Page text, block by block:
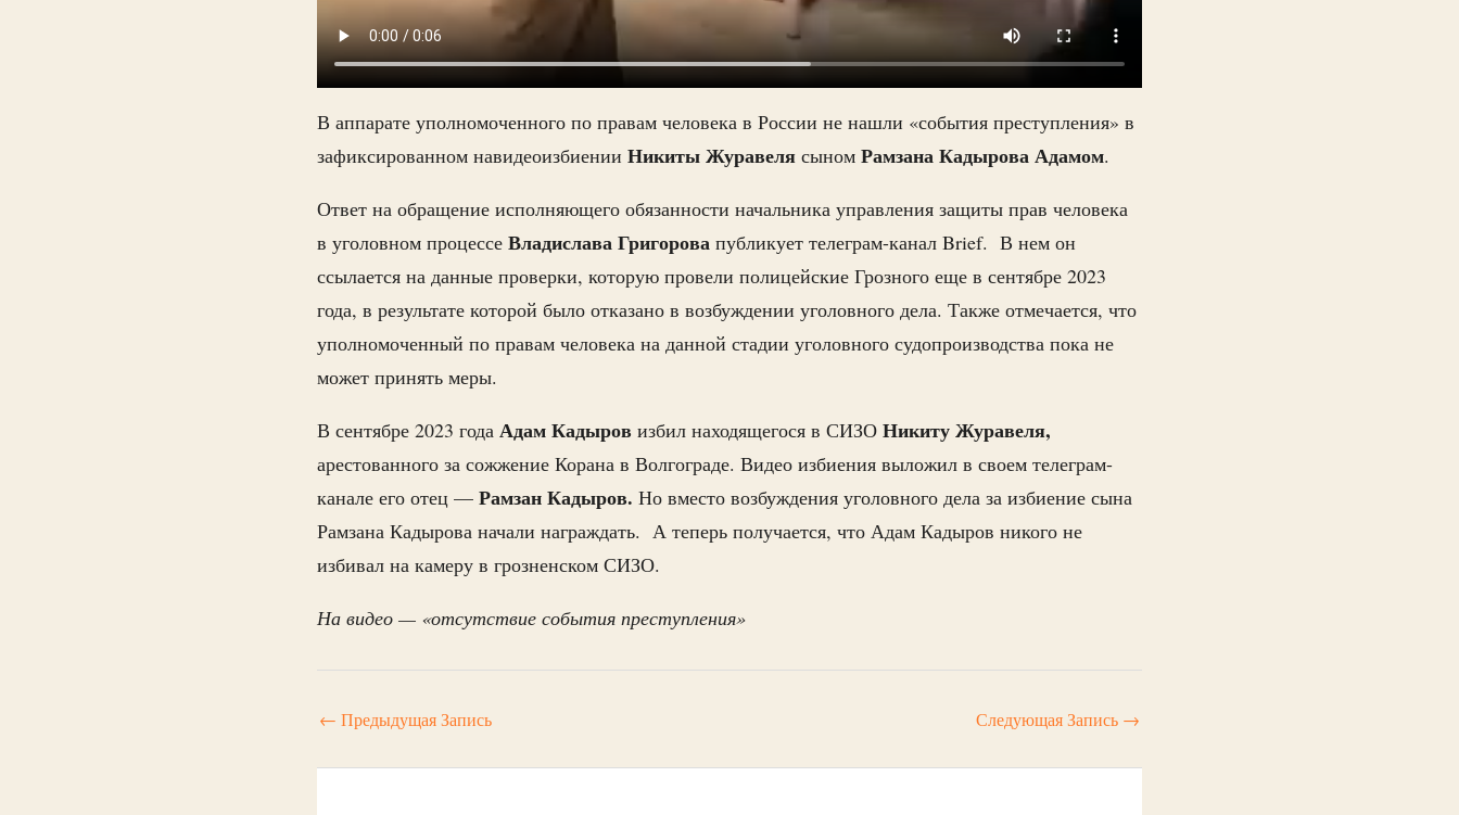
В аппарате уполномоченного по правам человека в России не нашли «события преступления» в
зафиксированном навидеоизбиении Никиты Журавеля сыном Рамзана Кадырова Адамом.
Ответ на обращение исполняющего обязанности начальника управления защиты прав человека
в уголовном процессе Владислава Григорова публикует телеграм-канал Brief. В нем он
ссылается на данные проверки, которую провели полицейские Грозного еще в сентябре 2023
года, в результате которой было отказано в возбуждении уголовного дела. Также отмечается, что
уполномоченный по правам человека на данной стадии уголовного судопроизводства пока не
может принять меры.
В сентябре 2023 года Адам Кадыров избил находящегося в СИЗО Никиту Журавеля,
арестованного за сожжение Корана в Волгограде. Видео избиения выложил в своем телеграм-
канале его отец — Рамзан Кадыров. Но вместо возбуждения уголовного дела за избиение сына
Рамзана Кадырова начали награждать. А теперь получается, что Адам Кадыров никого не
избивал на камеру в грозненском СИЗО.
На видео — «отсутствие события преступления»
← Предыдущая Запись Следующая Запись →